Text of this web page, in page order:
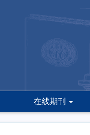
在线期刊